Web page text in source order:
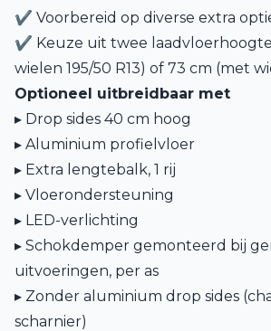
✔ Voorbereid op diverse extra
✔ Keuze uit twee
wielen 195/50 R13) of 73 cm (met
Optioneel uitbreidbaar met
▸ Drop sides 40 cm hoog
▸ Aluminium profielvloer
▸ Extra lengtebalk, 1 rij
▸ Vloerondersteuning
▸ LED-verlichting
▸ Schokdemper gemonteerd bij
uitvoeringen, per as
▸ Zonder aluminium drop sides
scharnier)